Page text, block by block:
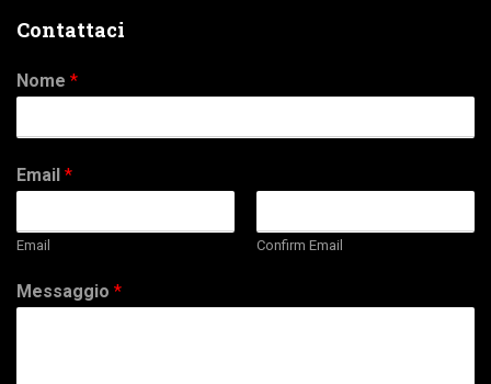
Contattaci
Nome *
Email *
Email Confirm Email
Messaggio *